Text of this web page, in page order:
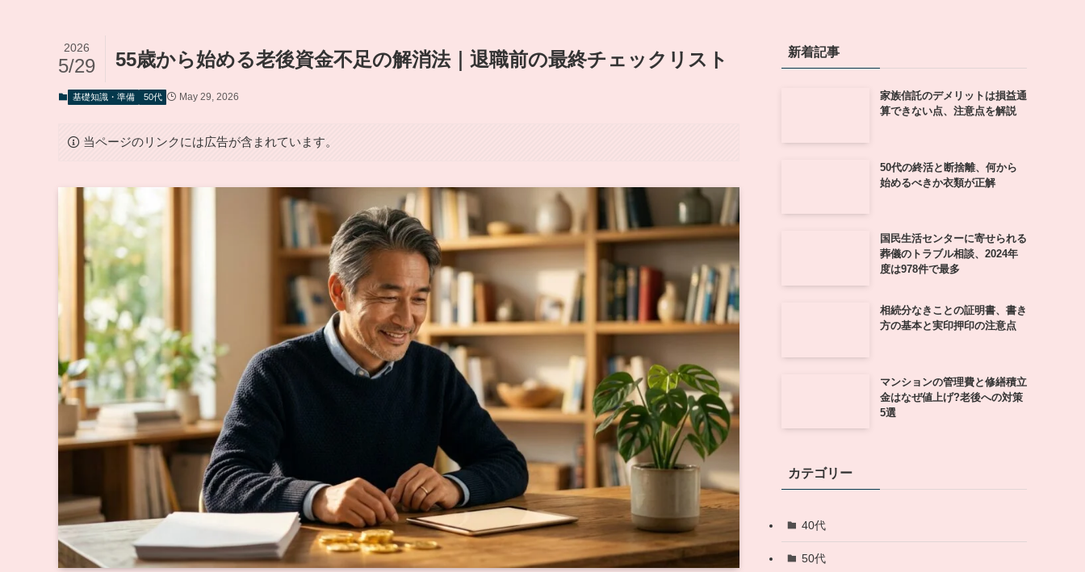
55歳から始める老後資金不足の解消法｜退職前の最終チェックリスト
2026
5/29
基礎知識・準備 50代 May 29, 2026
当ページのリンクには広告が含まれています。
新着記事
家族信託のデメリットは損益通
算できない点、注意点を解説
50代の終活と断捨離、何から
始めるべきか衣類が正解
国民生活センターに寄せられる
葬儀のトラブル相談、2024年
度は978件で最多
相続分なきことの証明書、書き
方の基本と実印押印の注意点
マンションの管理費と修繕積立
金はなぜ値上げ?老後への対策
5選
カテゴリー
40代
50代